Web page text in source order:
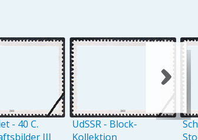
- 40 C.
III
UdSSR - Block-
Kollektion